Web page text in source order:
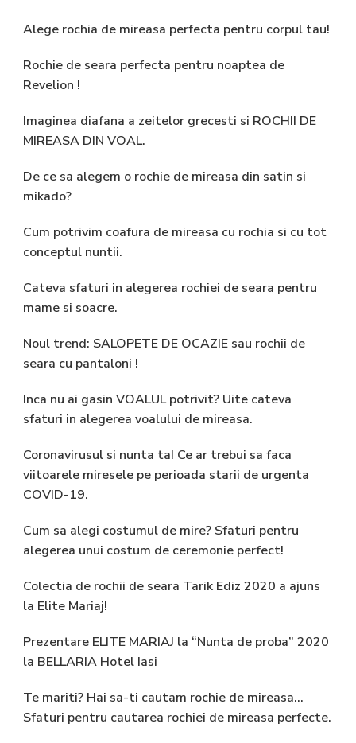
Alege rochia de mireasa perfecta pentru corpul tau!
Rochie de seara perfecta pentru noaptea de
Revelion !
Imaginea diafana a zeitelor grecesti si ROCHII DE
MIREASA DIN VOAL.
De ce sa alegem o rochie de mireasa din satin si
mikado?
Cum potrivim coafura de mireasa cu rochia si cu tot
conceptul nuntii.
Cateva sfaturi in alegerea rochiei de seara pentru
mame si soacre.
Noul trend: SALOPETE DE OCAZIE sau rochii de
seara cu pantaloni !
Inca nu ai gasin VOALUL potrivit? Uite cateva
sfaturi in alegerea voalului de mireasa.
Coronavirusul si nunta ta! Ce ar trebui sa faca
viitoarele miresele pe perioada starii de urgenta
COVID-19.
Cum sa alegi costumul de mire? Sfaturi pentru
alegerea unui costum de ceremonie perfect!
Colectia de rochii de seara Tarik Ediz 2020 a ajuns
la Elite Mariaj!
Prezentare ELITE MARIAJ la “Nunta de proba” 2020
la BELLARIA Hotel Iasi
Te mariti? Hai sa-ti cautam rochie de mireasa…
Sfaturi pentru cautarea rochiei de mireasa perfecte.